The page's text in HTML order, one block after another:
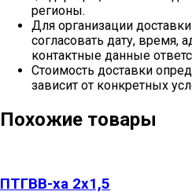
регионы.
Для организации
согласовать дату, время,
контактные данные
Стоимость доставки
зависит от конкретных
Похожие товары
ПТГВВ-ха 2х1,5